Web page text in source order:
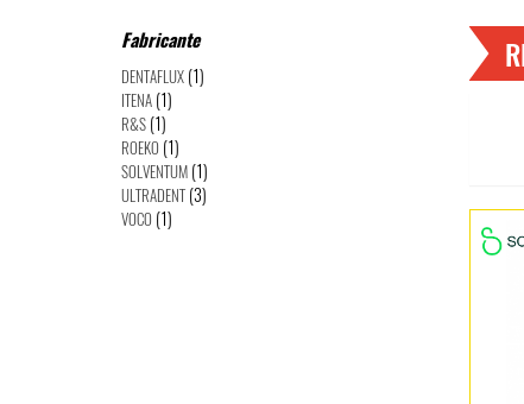
Fabricante
DENTAFLUX (1)
ITENA (1)
R&S (1)
ROEKO (1)
SOLVENTUM (1)
ULTRADENT (3)
VOCO (1)